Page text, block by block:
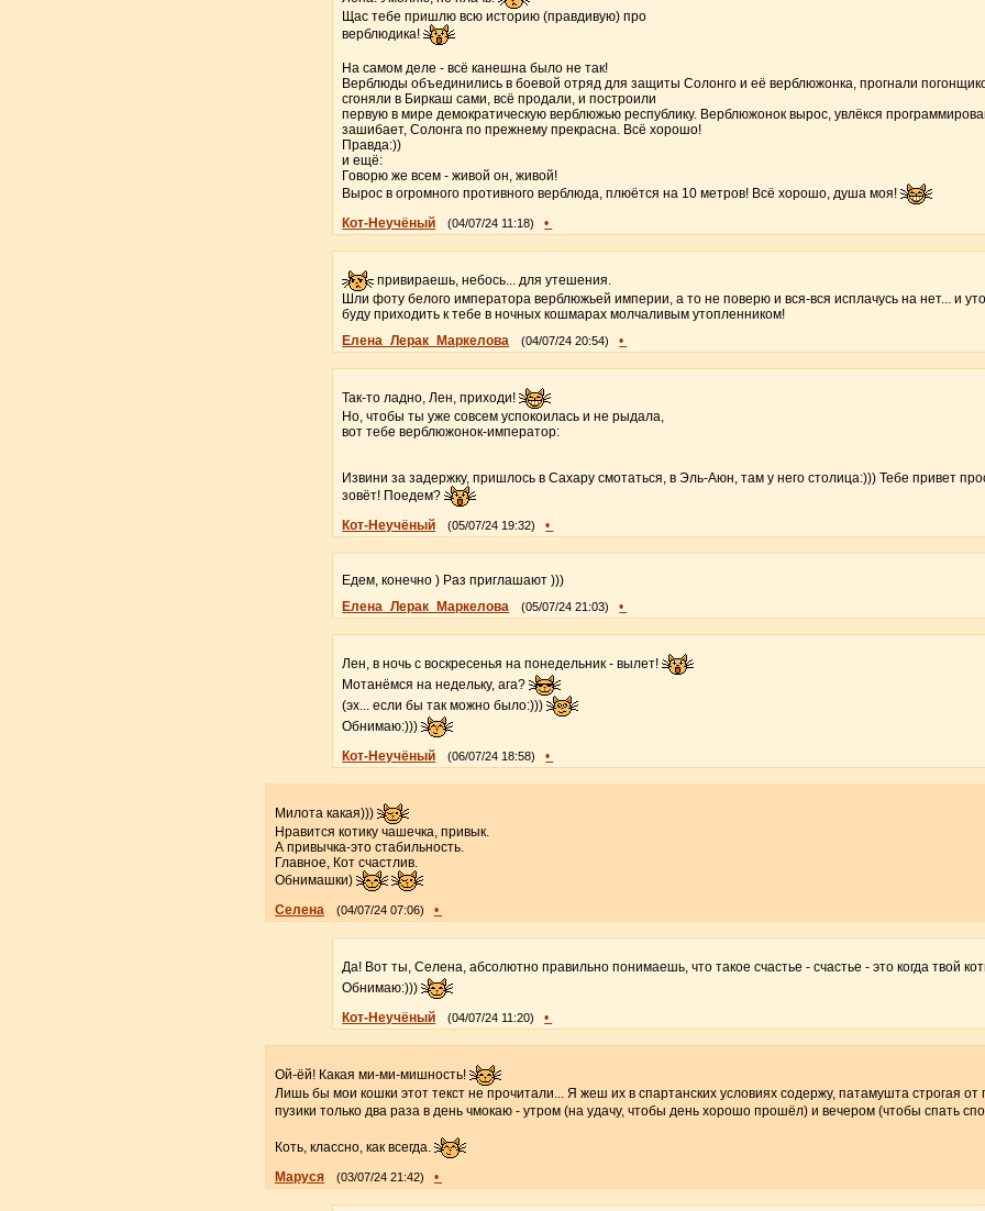
Щас тебе пришлю всю историю (правдивую) про
верблюдика!
На самом деле - всё канешна было не так!
Верблюды объединились в боевой отряд для защиты Солонго и её верблюжонка, прогнали
сгоняли в Биркаш сами, всё продали, и построили
первую в мире демократическую верблюжью республику. Верблюжонок вырос, увлёкся
зашибает, Солонга по прежнему прекрасна. Всё хорошо!
Правда:))
и ещё:
Говорю же всем - живой он, живой!
Вырос в огромного противного верблюда, плюётся на 10 метров! Всё хорошо, душа моя!
Кот-Неучёный
(04/07/24 11:18) •
привираешь, небось... для утешения.
Шли фоту белого императора верблюжьей империи, а то не поверю и вся-вся исплачусь на нет... и
буду приходить к тебе в ночных кошмарах молчаливым утопленником!
Елена_Лерак_Маркелова
(04/07/24 20:54) •
Так-то ладно, Лен, приходи!
Но, чтобы ты уже совсем успокоилась и не рыдала,
вот тебе верблюжонок-император:
Извини за задержку, пришлось в Сахару смотаться, в Эль-Аюн, там у него столица:))) Тебе привет
зовёт! Поедем?
Кот-Неучёный
(05/07/24 19:32) •
Едем, конечно ) Раз приглашают )))
Елена_Лерак_Маркелова
(05/07/24 21:03) •
Лен, в ночь с воскресенья на понедельник - вылет!
Мотанёмся на недельку, ага?
(эх... если бы так можно было:)))
Обнимаю:)))
Кот-Неучёный
(06/07/24 18:58) •
Милота какая)))
Нравится котику чашечка, привык.
А привычка-это стабильность.
Главное, Кот счастлив.
Обнимашки)
Селена
(04/07/24 07:06) •
Да! Вот ты, Селена, абсолютно правильно понимаешь, что такое счастье - счастье - это когда твой
Обнимаю:)))
Кот-Неучёный
(04/07/24 11:20) •
Ой-ёй! Какая ми-ми-мишность!
Лишь бы мои кошки этот текст не прочитали... Я жеш их в спартанских условиях содержу, патамушта строгая
пузики только два раза в день чмокаю - утром (на удачу, чтобы день хорошо прошёл) и вечером (чтобы спать
Коть, классно, как всегда.
Маруся
(03/07/24 21:42) •